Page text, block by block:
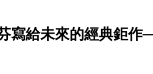
寫給未來的經典鉅作